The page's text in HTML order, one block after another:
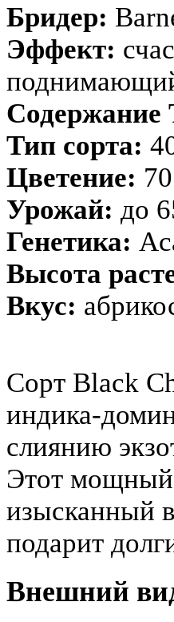
Бридер:
Эффект:
Тип сорта:
Цветение:
Урожай: до
Генетика:
Высота
Вкус:
Сорт Black
индика-
слиянию
Этот мощный
изысканный
подарит
Внешний